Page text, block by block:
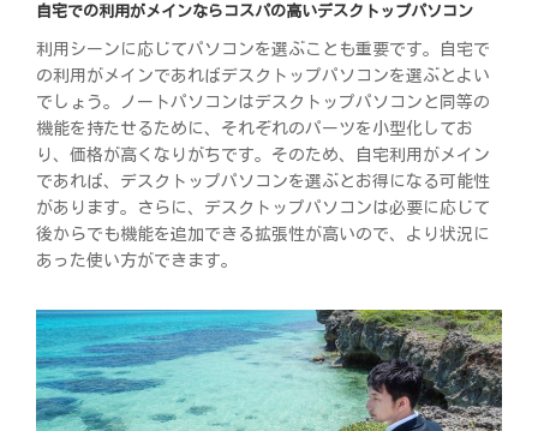
自宅での利用がメインならコスパの高いデスクトップパソコン
利用シーンに応じてパソコンを選ぶことも重要です。自宅で
の利用がメインであればデスクトップパソコンを選ぶとよい
でしょう。ノートパソコンはデスクトップパソコンと同等の
機能を持たせるために、それぞれのパーツを小型化してお
り、価格が高くなりがちです。そのため、自宅利用がメイン
であれば、デスクトップパソコンを選ぶとお得になる可能性
があります。さらに、デスクトップパソコンは必要に応じて
後からでも機能を追加できる拡張性が高いので、より状況に
あった使い方ができます。